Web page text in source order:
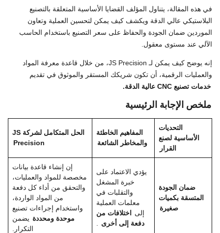
في هذه المقالة، يتناول المؤلف القضايا الأساسية المتعلقة بالتصنيع
البلاستيكي عالي الدقة ويكشف كيف يمكن لتحسين العملية وتعاون
الموردين ضمان الجودة والحفاظ على سعر التصنيع باستخدام الحاسب
الآلي عند مستوى معقول.
إنه يوضح كيف يمكن لـ JS Precision، من خلال قاعدة معرفة المواد
والعمليات الرقمية، أن تكون شريكك المستقر والموثوق في تقديم
خدمات تصنيع CNC عالية الدقة.
ملخص الإجابة الرئيسية
التحديات
الأساسية لصنع
القرار
المفاهيم الخاطئة
والمخاطر الشائعة
الحل المتكامل لشركة JS
Precision
ضمان الجودة
المتسقة بكميات
صغيرة
يؤدي الاعتماد على
خبرة المشغل
والتقلبات في
معلمات العملية
إلى
اختلافات من
دفعة إلى أخرى
إن إنشاء قاعدة بيانات
مخصصة للمواد والعمليات،
والتحقق من أداء كل دفعة
من المواد الواردة،
واستخدام إجراءات تصنيع
موحدة ومحددة يضمن
التكرار.